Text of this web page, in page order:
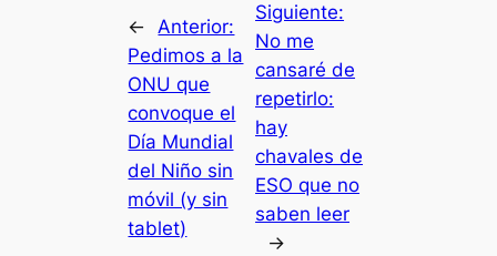
←
Anterior:
Pedimos a la
ONU que
convoque el
Día Mundial
del Niño sin
móvil (y sin
tablet)
Siguiente:
No me
cansaré de
repetirlo:
hay
chavales de
ESO que no
saben leer
→